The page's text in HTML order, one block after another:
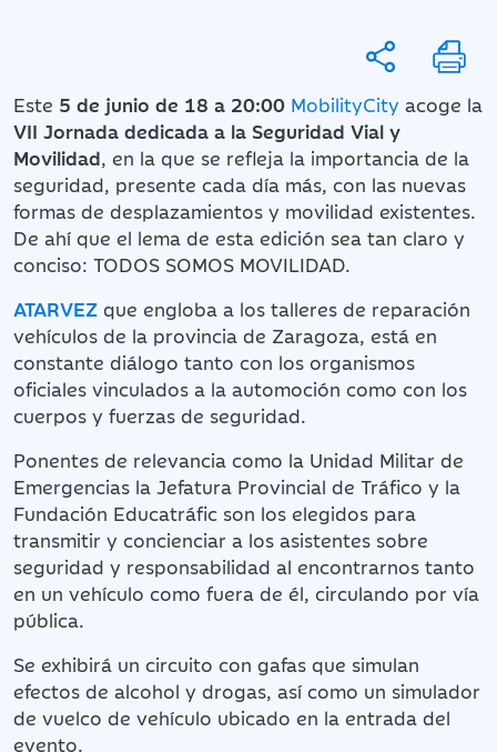
Este 5 de junio de 18 a 20:00 MobilityCity acoge la
VII Jornada dedicada a la Seguridad Vial y
Movilidad, en la que se refleja la importancia de la
seguridad, presente cada día más, con las nuevas
formas de desplazamientos y movilidad existentes.
De ahí que el lema de esta edición sea tan claro y
conciso: TODOS SOMOS MOVILIDAD.
ATARVEZ que engloba a los talleres de reparación
vehículos de la provincia de Zaragoza, está en
constante diálogo tanto con los organismos
oficiales vinculados a la automoción como con los
cuerpos y fuerzas de seguridad.
Ponentes de relevancia como la Unidad Militar de
Emergencias la Jefatura Provincial de Tráfico y la
Fundación Educatráfic son los elegidos para
transmitir y concienciar a los asistentes sobre
seguridad y responsabilidad al encontrarnos tanto
en un vehículo como fuera de él, circulando por vía
pública.
Se exhibirá un circuito con gafas que simulan
efectos de alcohol y drogas, así como un simulador
de vuelco de vehículo ubicado en la entrada del
evento.